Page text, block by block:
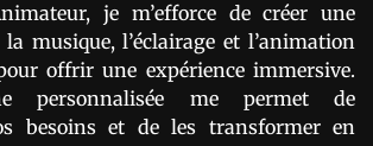
je m’efforce de créer une
musique, l’éclairage et l’animation
offrir une expérience immersive.
personnalisée me permet de
besoins et de les transformer en